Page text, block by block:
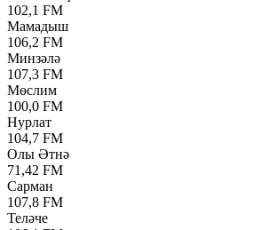
102,1 FM
Мамадыш
106,2 FM
Минзәлә
107,3 FM
Мөслим
100,0 FM
Нурлат
104,7 FM
Олы Әтнә
71,42 FM
Сарман
107,8 FM
Теләче